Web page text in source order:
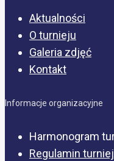
Aktualności
O turnieju
Galeria zdjęć
Kontakt
Informacje organizacyjne
Harmonogram
Regulamin